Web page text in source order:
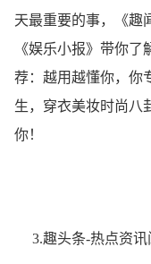
天最重要的事，《趣
《娱乐小报》带你
荐：越用越懂你，你
生，穿衣美妆时尚八
你！
3.趣头条-热点资讯